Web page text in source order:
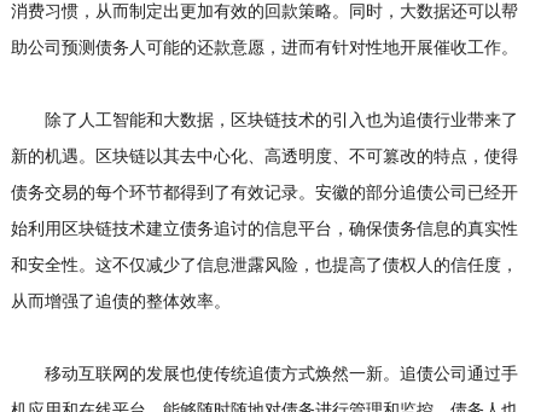
消费习惯，从而制定出更加有效的回款策略。同时，大数据还可以帮
助公司预测债务人可能的还款意愿，进而有针对性地开展催收工作。
除了人工智能和大数据，区块链技术的引入也为追债行业带来了
新的机遇。区块链以其去中心化、高透明度、不可篡改的特点，使得
债务交易的每个环节都得到了有效记录。安徽的部分追债公司已经开
始利用区块链技术建立债务追讨的信息平台，确保债务信息的真实性
和安全性。这不仅减少了信息泄露风险，也提高了债权人的信任度，
从而增强了追债的整体效率。
移动互联网的发展也使传统追债方式焕然一新。追债公司通过手